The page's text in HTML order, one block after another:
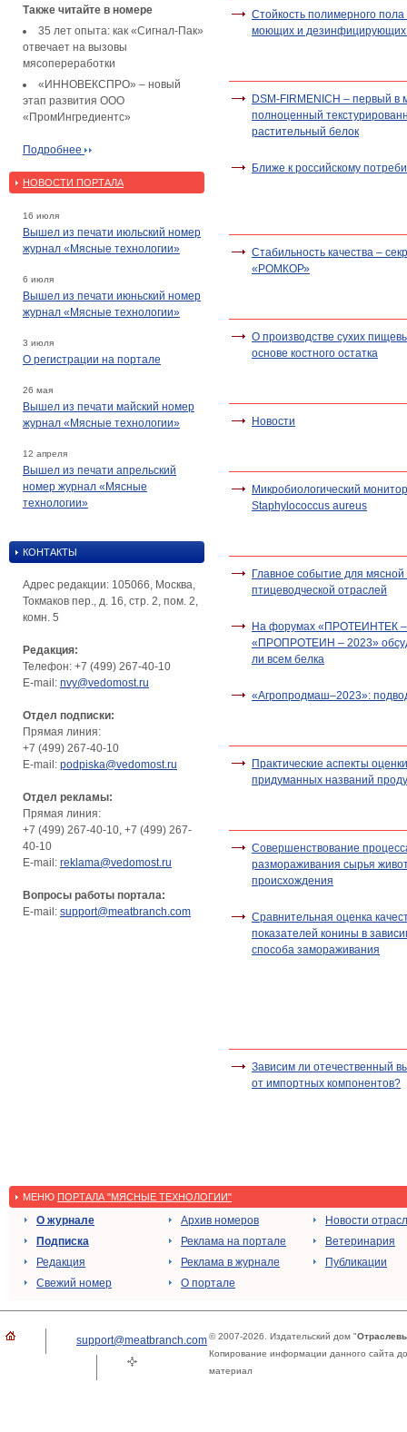
Также читайте в номере
35 лет опыта: как «Сигнал-Пак»
отвечает на вызовы
мясопереработки
«ИННОВЕКСПРО» – новый
этап развития ООО
«ПромИнгредиентс»
Подробнее
НОВОСТИ ПОРТАЛА
16 июля
Вышел из печати июльский номер
журнал «Мясные технологии»
6 июля
Вышел из печати июньский номер
журнал «Мясные технологии»
3 июля
О регистрации на портале
26 мая
Вышел из печати майский номер
журнал «Мясные технологии»
12 апреля
Вышел из печати апрельский
номер журнал «Мясные
технологии»
КОНТАКТЫ
Адрес редакции: 105066, Москва,
Токмаков пер., д. 16, стр. 2, пом. 2,
комн. 5
Редакция:
Телефон: +7 (499) 267-40-10
E-mail: nvy@vedomost.ru
Отдел подписки:
Прямая линия:
+7 (499) 267-40-10
E-mail: podpiska@vedomost.ru
Отдел рекламы:
Прямая линия:
+7 (499) 267-40-10, +7 (499) 267-
40-10
E-mail: reklama@vedomost.ru
Вопросы работы портала:
E-mail: support@meatbranch.com
Стойкость полимерного пола
моющих и дезинфицирующих
DSM-FIRMENICH – первый в
полноценный
растительный белок
Ближе к российскому
Стабильность качества –
«РОМКОР»
О производстве сухих
основе костного остатка
Новости
Микробиологический
Staphylococcus aureus
Главное событие для мясной
птицеводческой отраслей
На форумах «ПРОТЕИНТЕК
«ПРОПРОТЕИН – 2023»
ли всем белка
«Агропродмаш–2023»:
Практические аспекты
придуманных названий
Совершенствование
размораживания сырья
происхождения
Сравнительная оценка
показателей конины в
способа замораживания
Зависим ли отечественный
от импортных компонентов?
МЕНЮ ПОРТАЛА "МЯСНЫЕ ТЕХНОЛОГИИ"
О журнале
Подписка
Редакция
Свежий номер
Архив номеров
Реклама на портале
Реклама в журнале
О портале
Новости
Ветеринария
Публикации
support@meatbranch.com© 2007-2026. Издательский дом "
Копирование информации данного сайта
материал